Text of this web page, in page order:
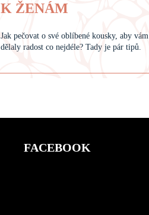
K ŽENÁM
Jak pečovat o své oblíbené kousky, aby vám
dělaly radost co nejdéle? Tady je pár tipů.
FACEBOOK